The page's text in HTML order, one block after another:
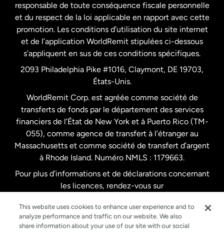
Malaisie
Nouvelle-Zélande
Pays-Bas
Royaume-Uni
Suède
responsable de toute conséquence fiscale personnelle
et du respect de la loi applicable en rapport avec cette
promotion. Les conditions d’utilisation du site internet
et de l’application WorldRemit stipulées ci-dessous
s’appliquent en sus de ces conditions spécifiques.
2093 Philadelphia Pike #1016, Claymont, DE 19703,
États-Unis.
WorldRemit Corp. est agréée comme société de
transferts de fonds par le département des services
financiers de l’État de New York et à Puerto Rico (TM-
055), comme agence de transfert à l’étranger au
Massachusetts et comme société de transfert d’argent
à Rhode Island. Numéro NMLS : 1179663.
Pour plus d’informations et de déclarations concernant
les licences, rendez-vous sur
This website uses cookies to enhance user experience and to
analyze performance and traffic on our website. We also
share information about your use of our site with our social